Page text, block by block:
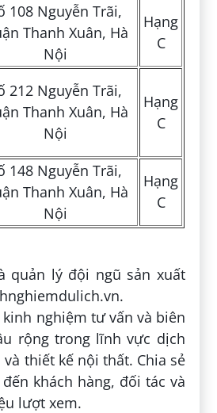
108 Nguyễn Trãi,
Thanh Xuân, Hà
Nội
Hạng
C
212 Nguyễn Trãi,
Thanh Xuân, Hà
Nội
Hạng
C
148 Nguyễn Trãi,
Thanh Xuân, Hà
Nội
Hạng
C
quản lý đội ngũ sản xuất
nghiệm tư vấn và biên
rộng trong lĩnh vực dịch
thiết kế nội thất. Chia sẻ
khách hàng, đối tác và
lượt xem.